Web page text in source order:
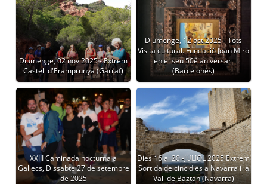
Diumenge, 02 nov 2025 - Extrem
Castell d'Eramprunyà (Garraf)
Diumenge, 12 oct 2025 - Tots
Visita cultural. Fundació Joan Miró
en el seu 50é aniversari
(Barcelonès)
XXIII Caminada nocturna a
Gallecs, Dissabte 27 de setembre
de 2025
Dies 16 al 20 -JULIOL 2025 Extrem
Sortida de cinc dies a Navarra i la
Vall de Baztan (Navarra)